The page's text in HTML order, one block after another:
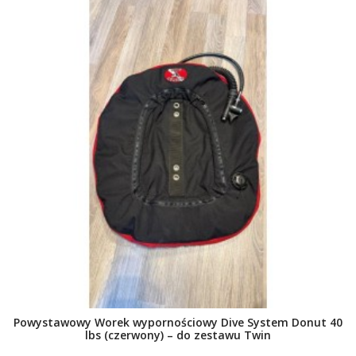
Powystawowy Worek wypornościowy Dive System Donut 40
lbs (czerwony) – do zestawu Twin